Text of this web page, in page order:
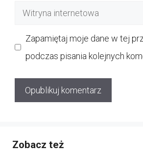
Witryna
Zapamiętaj moje dane w tej
podczas pisania kolejnych
Zobacz też